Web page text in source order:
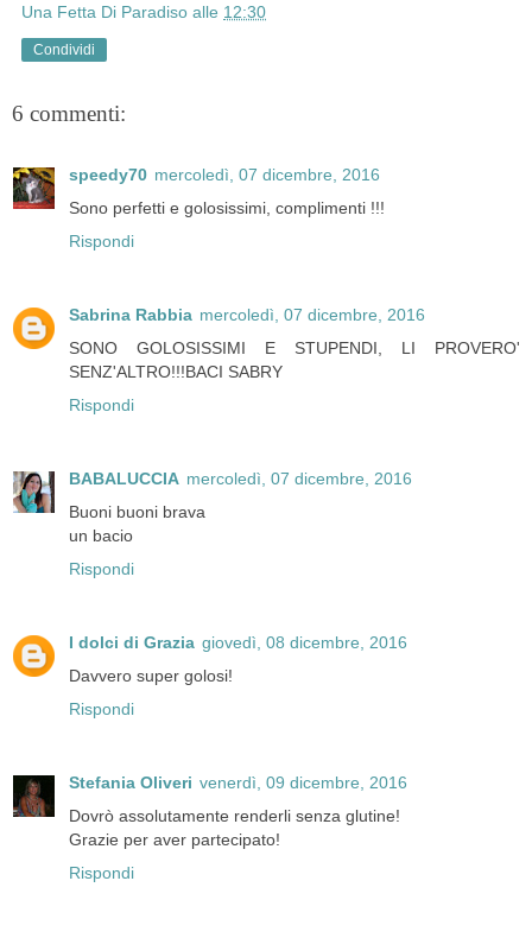
Una Fetta Di Paradiso alle 12:30
Condividi
6 commenti:
speedy70 mercoledì, 07 dicembre, 2016
Sono perfetti e golosissimi, complimenti !!!
Rispondi
Sabrina Rabbia mercoledì, 07 dicembre, 2016
SONO GOLOSISSIMI E STUPENDI, LI PROVERO'
SENZ'ALTRO!!!BACI SABRY
Rispondi
BABALUCCIA mercoledì, 07 dicembre, 2016
Buoni buoni brava
un bacio
Rispondi
I dolci di Grazia giovedì, 08 dicembre, 2016
Davvero super golosi!
Rispondi
Stefania Oliveri venerdì, 09 dicembre, 2016
Dovrò assolutamente renderli senza glutine!
Grazie per aver partecipato!
Rispondi